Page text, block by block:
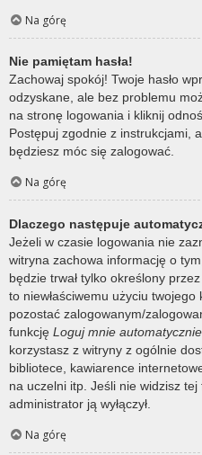
Na górę
Nie pamiętam hasła!
Zachowaj spokój! Twoje hasło
odzyskane, ale bez problemu
na stronę logowania i kliknij
Postępuj zgodnie z instrukcjami,
będziesz móc się zalogować.
Na górę
Dlaczego następuje
Jeżeli w czasie logowania nie
witryna zachowa informację o
będzie trwał tylko określony
to niewłaściwemu użyciu
pozostać zalogowanym/
funkcję Loguj mnie automatycznie
korzystasz z witryny z ogólnie
bibliotece, kawiarence
na uczelni itp. Jeśli nie widzisz
administrator ją wyłączył.
Na górę